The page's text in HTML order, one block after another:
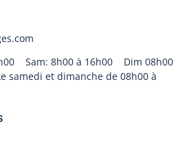
Sam: 8h00 à 16h00 Dim 08h00
samedi et dimanche de 08h00 à